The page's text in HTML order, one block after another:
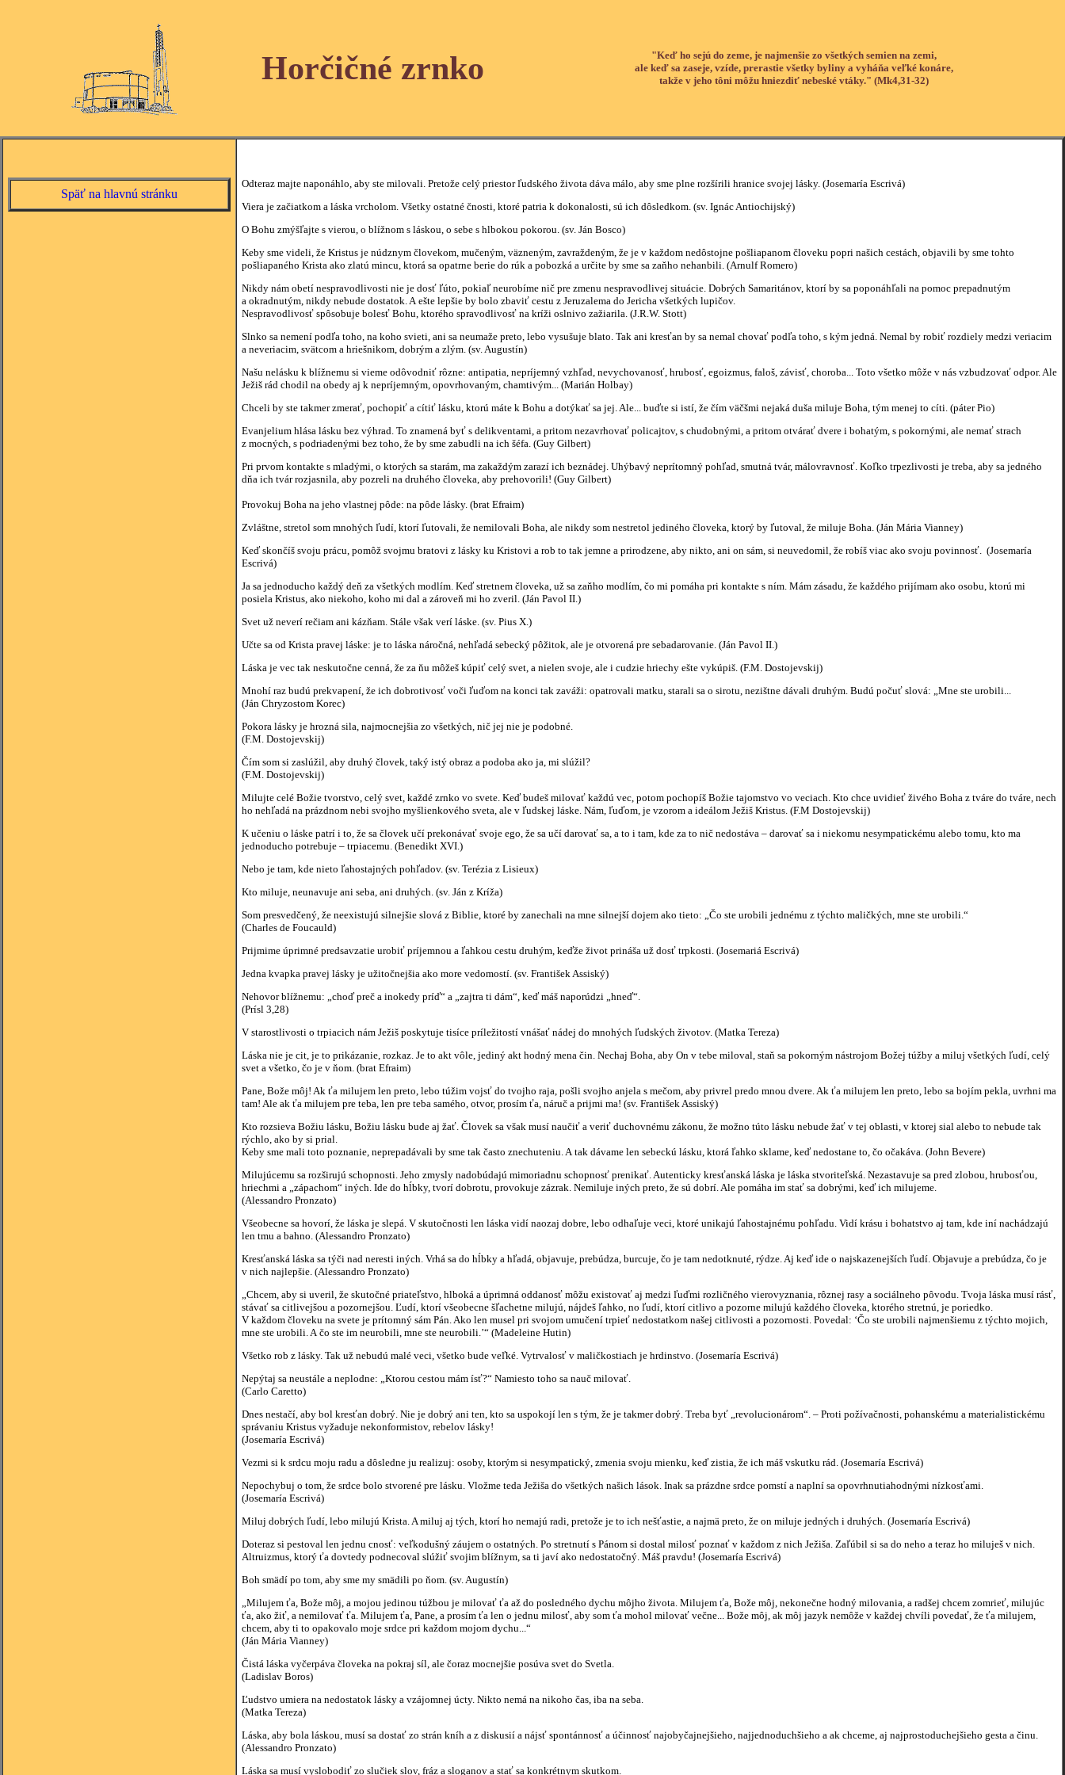
Horčičné zrnko
"Keď ho sejú do zeme, je najmenšie zo všetkých semien na zemi,
ale keď sa zaseje, vzíde, prerastie všetky byliny a vyháňa veľké konáre,
takže v jeho tôni môžu hniezdiť nebeské vtáky." (Mk4,31-32)
Späť na hlavnú stránku
Odteraz majte naponáhlo, aby ste milovali. Pretože celý priestor ľudského života dáva málo, aby sme plne rozšírili hranice svojej lásky. (Josemaría Escrivá)
Viera je začiatkom a láska vrcholom. Všetky ostatné čnosti, ktoré patria k dokonalosti, sú ich dôsledkom. (sv. Ignác Antiochijský)
O Bohu zmýšľajte s vierou, o blížnom s láskou, o sebe s hlbokou pokorou. (sv. Ján Bosco)
Keby sme videli, že Kristus je núdznym človekom, mučeným, väzneným, zavraždeným, že je v každom nedôstojne pošliapanom človeku popri našich cestách, objavili by sme tohto
pošliapaného Krista ako zlatú mincu, ktorá sa opatrne berie do rúk a pobozká a určite by sme sa zaňho nehanbili. (Arnulf Romero)
Nikdy nám obetí nespravodlivosti nie je dosť ľúto, pokiaľ neurobíme nič pre zmenu nespravodlivej situácie. Dobrých Samaritánov, ktorí by sa poponáhľali na pomoc prepadnutým
a okradnutým, nikdy nebude dostatok. A ešte lepšie by bolo zbaviť cestu z Jeruzalema do Jericha všetkých lupičov.
Nespravodlivosť spôsobuje bolesť Bohu, ktorého spravodlivosť na kríži oslnivo zažiarila. (J.R.W. Stott)
Slnko sa nemení podľa toho, na koho svieti, ani sa neumaže preto, lebo vysušuje blato. Tak ani kresťan by sa nemal chovať podľa toho, s kým jedná. Nemal by robiť rozdiely medzi veriacim
a neveriacim, svätcom a hriešnikom, dobrým a zlým. (sv. Augustín)
Našu nelásku k blížnemu si vieme odôvodniť rôzne: antipatia, nepríjemný vzhľad, nevychovanosť, hrubosť, egoizmus, faloš, závisť, choroba... Toto všetko môže v nás vzbudzovať odpor. Ale
Ježiš rád chodil na obedy aj k nepríjemným, opovrhovaným, chamtivým... (Marián Holbay)
Chceli by ste takmer zmerať, pochopiť a cítiť lásku, ktorú máte k Bohu a dotýkať sa jej. Ale... buďte si istí, že čím väčšmi nejaká duša miluje Boha, tým menej to cíti. (páter Pio)
Evanjelium hlása lásku bez výhrad. To znamená byť s delikventami, a pritom nezavrhovať policajtov, s chudobnými, a pritom otvárať dvere i bohatým, s pokornými, ale nemať strach
z mocných, s podriadenými bez toho, že by sme zabudli na ich šéfa. (Guy Gilbert)
Pri prvom kontakte s mladými, o ktorých sa starám, ma zakaždým zarazí ich beznádej. Uhýbavý neprítomný pohľad, smutná tvár, málovravnosť. Koľko trpezlivosti je treba, aby sa jedného
dňa ich tvár rozjasnila, aby pozreli na druhého človeka, aby prehovorili! (Guy Gilbert)
Provokuj Boha na jeho vlastnej pôde: na pôde lásky. (brat Efraim)
Zvláštne, stretol som mnohých ľudí, ktorí ľutovali, že nemilovali Boha, ale nikdy som nestretol jediného človeka, ktorý by ľutoval, že miluje Boha. (Ján Mária Vianney)
Keď skončíš svoju prácu, pomôž svojmu bratovi z lásky ku Kristovi a rob to tak jemne a prirodzene, aby nikto, ani on sám, si neuvedomil, že robíš viac ako svoju povinnosť. (Josemaría
Escrivá)
Ja sa jednoducho každý deň za všetkých modlím. Keď stretnem človeka, už sa zaňho modlím, čo mi pomáha pri kontakte s ním. Mám zásadu, že každého prijímam ako osobu, ktorú mi
posiela Kristus, ako niekoho, koho mi dal a zároveň mi ho zveril. (Ján Pavol II.)
Svet už neverí rečiam ani kázňam. Stále však verí láske. (sv. Pius X.)
Učte sa od Krista pravej láske: je to láska náročná, nehľadá sebecký pôžitok, ale je otvorená pre sebadarovanie. (Ján Pavol II.)
Láska je vec tak neskutočne cenná, že za ňu môžeš kúpiť celý svet, a nielen svoje, ale i cudzie hriechy ešte vykúpiš. (F.M. Dostojevskij)
Mnohí raz budú prekvapení, že ich dobrotivosť voči ľuďom na konci tak zaváži: opatrovali matku, starali sa o sirotu, nezištne dávali druhým. Budú počuť slová: „Mne ste urobili...
(Ján Chryzostom Korec)
Pokora lásky je hrozná sila, najmocnejšia zo všetkých, nič jej nie je podobné.
(F.M. Dostojevskij)
Čím som si zaslúžil, aby druhý človek, taký istý obraz a podoba ako ja, mi slúžil?
(F.M. Dostojevskij)
Milujte celé Božie tvorstvo, celý svet, každé zrnko vo svete. Keď budeš milovať každú vec, potom pochopíš Božie tajomstvo vo veciach. Kto chce uvidieť živého Boha z tváre do tváre, nech
ho nehľadá na prázdnom nebi svojho myšlienkového sveta, ale v ľudskej láske. Nám, ľuďom, je vzorom a ideálom Ježiš Kristus. (F.M Dostojevskij)
K učeniu o láske patrí i to, že sa človek učí prekonávať svoje ego, že sa učí darovať sa, a to i tam, kde za to nič nedostáva – darovať sa i niekomu nesympatickému alebo tomu, kto ma
jednoducho potrebuje – trpiacemu. (Benedikt XVI.)
Nebo je tam, kde nieto ľahostajných pohľadov. (sv. Terézia z Lisieux)
Kto miluje, neunavuje ani seba, ani druhých. (sv. Ján z Kríža)
Som presvedčený, že neexistujú silnejšie slová z Biblie, ktoré by zanechali na mne silnejší dojem ako tieto: „Čo ste urobili jednému z týchto maličkých, mne ste urobili.“
(Charles de Foucauld)
Prijmime úprimné predsavzatie urobiť príjemnou a ľahkou cestu druhým, keďže život prináša už dosť trpkosti. (Josemariá Escrivá)
Jedna kvapka pravej lásky je užitočnejšia ako more vedomostí. (sv. František Assiský)
Nehovor blížnemu: „choď preč a inokedy príď“ a „zajtra ti dám“, keď máš naporúdzi „hneď“.
(Prísl 3,28)
V starostlivosti o trpiacich nám Ježiš poskytuje tisíce príležitostí vnášať nádej do mnohých ľudských životov. (Matka Tereza)
Láska nie je cit, je to prikázanie, rozkaz. Je to akt vôle, jediný akt hodný mena čin. Nechaj Boha, aby On v tebe miloval, staň sa pokorným nástrojom Božej túžby a miluj všetkých ľudí, celý
svet a všetko, čo je v ňom. (brat Efraim)
Pane, Bože môj! Ak ťa milujem len preto, lebo túžim vojsť do tvojho raja, pošli svojho anjela s mečom, aby privrel predo mnou dvere. Ak ťa milujem len preto, lebo sa bojím pekla, uvrhni ma
tam! Ale ak ťa milujem pre teba, len pre teba samého, otvor, prosím ťa, náruč a prijmi ma! (sv. František Assiský)
Kto rozsieva Božiu lásku, Božiu lásku bude aj žať. Človek sa však musí naučiť a veriť duchovnému zákonu, že možno túto lásku nebude žať v tej oblasti, v ktorej sial alebo to nebude tak
rýchlo, ako by si prial.
Keby sme mali toto poznanie, neprepadávali by sme tak často znechuteniu. A tak dávame len sebeckú lásku, ktorá ľahko sklame, keď nedostane to, čo očakáva. (John Bevere)
Milujúcemu sa rozširujú schopnosti. Jeho zmysly nadobúdajú mimoriadnu schopnosť prenikať. Autenticky kresťanská láska je láska stvoriteľská. Nezastavuje sa pred zlobou, hrubosťou,
hriechmi a „zápachom“ iných. Ide do hĺbky, tvorí dobrotu, provokuje zázrak. Nemiluje iných preto, že sú dobrí. Ale pomáha im stať sa dobrými, keď ich milujeme.
(Alessandro Pronzato)
Všeobecne sa hovorí, že láska je slepá. V skutočnosti len láska vidí naozaj dobre, lebo odhaľuje veci, ktoré unikajú ľahostajnému pohľadu. Vidí krásu i bohatstvo aj tam, kde iní nachádzajú
len tmu a bahno. (Alessandro Pronzato)
Kresťanská láska sa týči nad neresti iných. Vrhá sa do hĺbky a hľadá, objavuje, prebúdza, burcuje, čo je tam nedotknuté, rýdze. Aj keď ide o najskazenejších ľudí. Objavuje a prebúdza, čo je
v nich najlepšie. (Alessandro Pronzato)
„Chcem, aby si uveril, že skutočné priateľstvo, hlboká a úprimná oddanosť môžu existovať aj medzi ľuďmi rozličného vierovyznania, rôznej rasy a sociálneho pôvodu. Tvoja láska musí rásť,
stávať sa citlivejšou a pozornejšou. Ľudí, ktorí všeobecne šľachetne milujú, nájdeš ľahko, no ľudí, ktorí citlivo a pozorne milujú každého človeka, ktorého stretnú, je poriedko.
V každom človeku na svete je prítomný sám Pán. Ako len musel pri svojom umučení trpieť nedostatkom našej citlivosti a pozornosti. Povedal: ‘Čo ste urobili najmenšiemu z týchto mojich,
mne ste urobili. A čo ste im neurobili, mne ste neurobili.’“ (Madeleine Hutin)
Všetko rob z lásky. Tak už nebudú malé veci, všetko bude veľké. Vytrvalosť v maličkostiach je hrdinstvo. (Josemaría Escrivá)
Nepýtaj sa neustále a neplodne: „Ktorou cestou mám ísť?“ Namiesto toho sa nauč milovať.
(Carlo Caretto)
Dnes nestačí, aby bol kresťan dobrý. Nie je dobrý ani ten, kto sa uspokojí len s tým, že je takmer dobrý. Treba byť „revolucionárom“. – Proti požívačnosti, pohanskému a materialistickému
správaniu Kristus vyžaduje nekonformistov, rebelov lásky!
(Josemaría Escrivá)
Vezmi si k srdcu moju radu a dôsledne ju realizuj: osoby, ktorým si nesympatický, zmenia svoju mienku, keď zistia, že ich máš vskutku rád. (Josemaría Escrivá)
Nepochybuj o tom, že srdce bolo stvorené pre lásku. Vložme teda Ježiša do všetkých našich lások. Inak sa prázdne srdce pomstí a naplní sa opovrhnutiahodnými nízkosťami.
(Josemaría Escrivá)
Miluj dobrých ľudí, lebo milujú Krista. A miluj aj tých, ktorí ho nemajú radi, pretože je to ich nešťastie, a najmä preto, že on miluje jedných i druhých. (Josemaría Escrivá)
Doteraz si pestoval len jednu cnosť: veľkodušný záujem o ostatných. Po stretnutí s Pánom si dostal milosť poznať v každom z nich Ježiša. Zaľúbil si sa do neho a teraz ho miluješ v nich.
Altruizmus, ktorý ťa dovtedy podnecoval slúžiť svojim blížnym, sa ti javí ako nedostatočný. Máš pravdu! (Josemaría Escrivá)
Boh smädí po tom, aby sme my smädili po ňom. (sv. Augustín)
„Milujem ťa, Bože môj, a mojou jedinou túžbou je milovať ťa až do posledného dychu môjho života. Milujem ťa, Bože môj, nekonečne hodný milovania, a radšej chcem zomrieť, milujúc
ťa, ako žiť, a nemilovať ťa. Milujem ťa, Pane, a prosím ťa len o jednu milosť, aby som ťa mohol milovať večne... Bože môj, ak môj jazyk nemôže v každej chvíli povedať, že ťa milujem,
chcem, aby ti to opakovalo moje srdce pri každom mojom dychu...“
(Ján Mária Vianney)
Čistá láska vyčerpáva človeka na pokraj síl, ale čoraz mocnejšie posúva svet do Svetla.
(Ladislav Boros)
Ľudstvo umiera na nedostatok lásky a vzájomnej úcty. Nikto nemá na nikoho čas, iba na seba.
(Matka Tereza)
Láska, aby bola láskou, musí sa dostať zo strán kníh a z diskusií a nájsť spontánnosť a účinnosť najobyčajnejšieho, najjednoduchšieho a ak chceme, aj najprostoduchejšieho gesta a činu.
(Alessandro Pronzato)
Láska sa musí vyslobodiť zo slučiek slov, fráz a sloganov a stať sa konkrétnym skutkom.